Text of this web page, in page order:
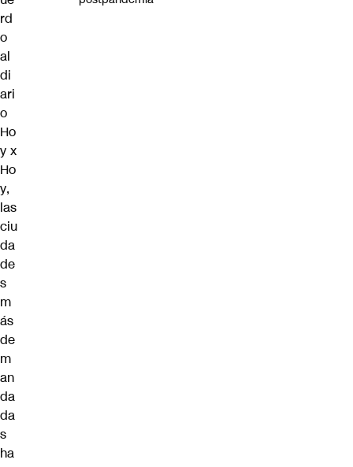
rd
o
al
di
ari
o
Ho
y x
Ho
y,
las
ciu
da
de
s
m
ás
de
m
an
da
da
s
ha